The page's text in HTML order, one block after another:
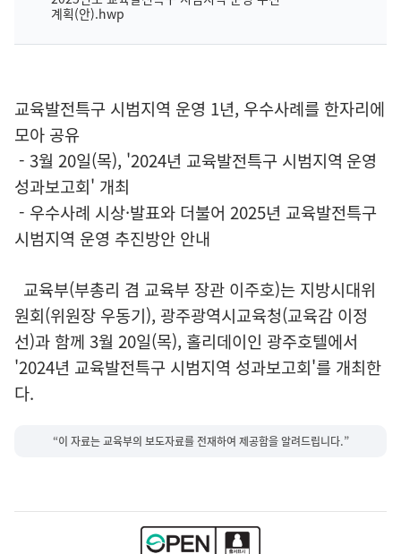
계획(안).hwp
교육발전특구 시범지역 운영 1년, 우수사례를 한자리에
모아 공유
- 3월 20일(목), '2024년 교육발전특구 시범지역 운영
성과보고회' 개최
- 우수사례 시상·발표와 더불어 2025년 교육발전특구
시범지역 운영 추진방안 안내
교육부(부총리 겸 교육부 장관 이주호)는 지방시대위
원회(위원장 우동기), 광주광역시교육청(교육감 이정
선)과 함께 3월 20일(목), 홀리데이인 광주호텔에서
'2024년 교육발전특구 시범지역 성과보고회'를 개최한
다.
“이 자료는 교육부의 보도자료를 전재하여 제공함을 알려드립니다.”